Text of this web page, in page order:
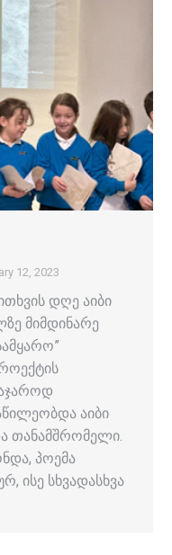
12, 2023
დღე აიბი
მიმდინარე
აიბი
თანამშრომელი.
პოემა
ისე სხვადასხვა